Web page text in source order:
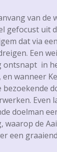
van de
gefocust uit
dat via
Een
ontsnapt in
wanneer
bezoekende
Even
doelman
waarop de
een